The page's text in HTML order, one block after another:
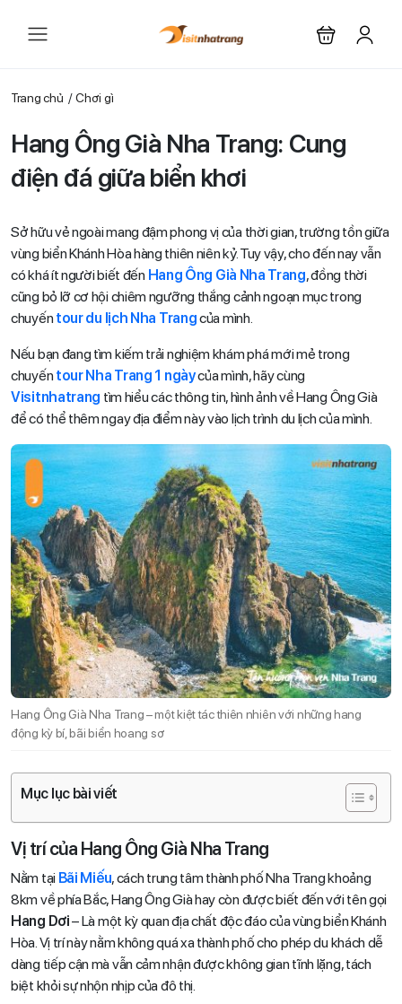
Trang chủ Chơi gì
Hang Ông Già Nha Trang: Cung
điện đá giữa biển khơi
Sở hữu vẻ ngoài mang đậm phong vị của thời gian, trường tồn giữa
vùng biển Khánh Hòa hàng thiên niên kỷ. Tuy vậy, cho đến nay vẫn
có khá ít người biết đến Hang Ông Già Nha Trang, đồng thời
cũng bỏ lỡ cơ hội chiêm ngưỡng thắng cảnh ngoạn mục trong
chuyến tour du lịch Nha Trangcủa mình.
Nếu bạn đang tìm kiếm trải nghiệm khám phá mới mẻ trong
chuyến tour Nha Trang 1 ngàycủa mình, hãy cùng
Visitnhatrang tìm hiểu các thông tin, hình ảnh về Hang Ông Già
để có thể thêm ngay địa điểm này vào lịch trình du lịch của mình.
Hang Ông Già Nha Trang – một kiệt tác thiên nhiên với những hang
động kỳ bí, bãi biển hoang sơ
Mục lục bài viết
Vị trí của Hang Ông Già Nha Trang
Nằm tại Bãi Miếu, cách trung tâm thành phố Nha Trang khoảng
8km về phía Bắc, Hang Ông Già hay còn được biết đến với tên gọi
Hang Dơi– Là một kỳ quan địa chất độc đáo của vùng biển Khánh
Hòa. Vị trí này nằm không quá xa thành phố cho phép du khách dễ
dàng tiếp cận mà vẫn cảm nhận được không gian tĩnh lặng, tách
biệt khỏi sự nhộn nhịp của đô thị.